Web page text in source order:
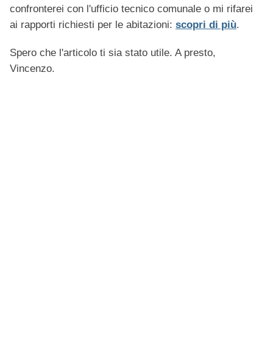
confronterei con l'ufficio tecnico comunale o mi rifarei
ai rapporti richiesti per le abitazioni: scopri di più.
Spero che l'articolo ti sia stato utile. A presto,
Vincenzo.